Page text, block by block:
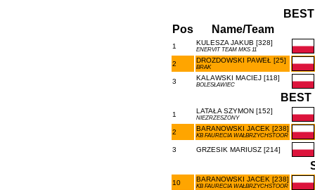
Pos
Name/Team
1 KULESZA JAKUB [328]
ENERVIT TEAM MKS 11
2 DROZDOWSKI PAWEŁ [25]
BRAK
3 KALAWSKI MACIEJ [118]
BOLESŁAWIEC
BEST
1 LATAŁA SZYMON [152]
NIEZRZESZONY
2 BARANOWSKI JACEK [238]
KB FAURECIA WAŁBRZYCHSTOOR
3 GRZESIK MARIUSZ [214]
10 BARANOWSKI JACEK [238]
KB FAURECIA WAŁBRZYCHSTOOR